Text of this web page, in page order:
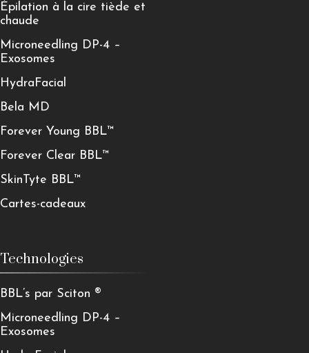
Épilation à la cire tiède et
chaude
Microneedling DP-4 –
Exosomes
HydraFacial
Bela MD
Forever Young BBL™
Forever Clear BBL™
SkinTyte BBL™
Cartes-cadeaux
Technologies
BBL’s par Sciton ®
Microneedling DP-4 –
Exosomes